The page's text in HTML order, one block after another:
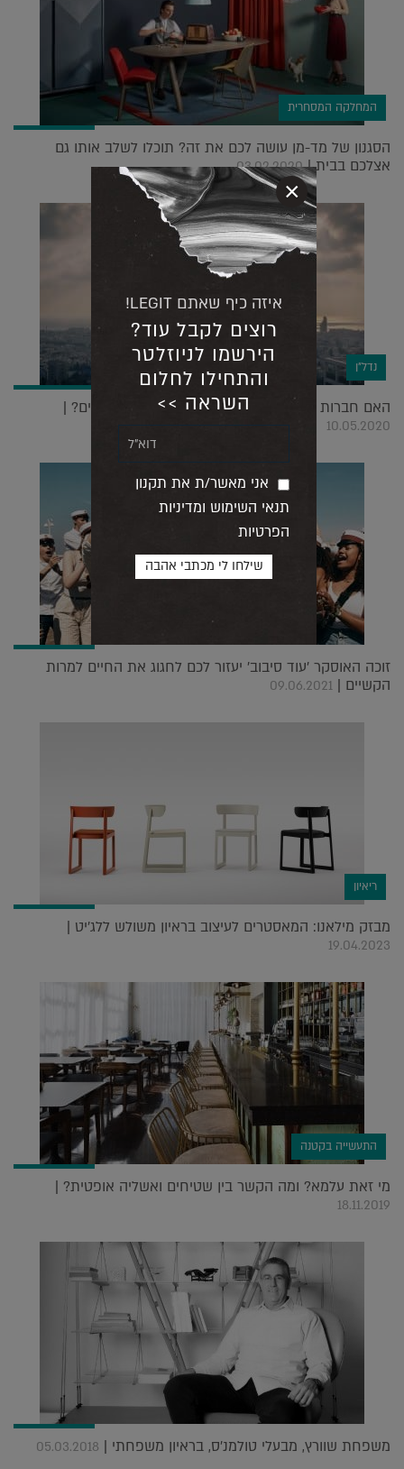
המחלקה המסחרית
הסגנון של מד-מן עושה לכם את זה? תוכלו לשלב אותו גם
אצלכם בבית |03.02.2020
נדל"ן
האם חברות הנדל"ן עומדות לקרוס בחודשים הקרובים? |
10.05.2020
זוכה האוסקר 'עוד סיבוב' יעזור לכם לחגוג את החיים למרות
הקשיים | 09.06.2021
ריאיון
מבזק מילאנו: המאסטרים לעיצוב בראיון משולש ללג'יט |
19.04.2023
התעשייה בקטנה
מי זאת עלמא? ומה הקשר בין שטיחים ואשליה אופטית? |
18.11.2019
משפחת שוורץ, מבעלי טולמנ'ס, בראיון משפחתי | 05.03.2018
איזה כיף שאתם LEGIT!
רוצים לקבל עוד?
הירשמו לניוזלטר
והתחילו לחלום
השראה >>
אני מאשר/ת את תקנון
תנאי השימוש ומדיניות
הפרטיות
×